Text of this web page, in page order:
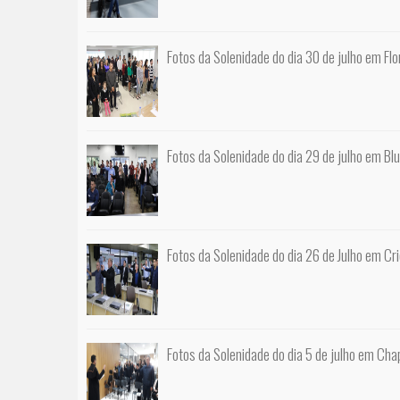
Fotos da Solenidade do dia 30 de julho em
Fotos da Solenidade do dia 29 de julho em
Fotos da Solenidade do dia 26 de Julho em
Fotos da Solenidade do dia 5 de julho em